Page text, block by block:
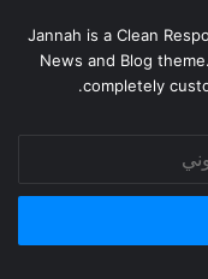
Jannah is a Clean
News and Blog
completely